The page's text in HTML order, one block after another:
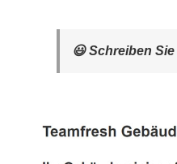
😃 Schreiben